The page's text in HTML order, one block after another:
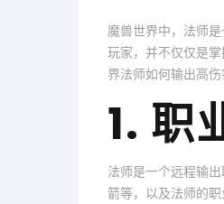
魔兽世界中，法师
玩家，并不仅仅是
界法师如何输出高伤
1. 职
法师是一个远程输
箭等，以及法师的